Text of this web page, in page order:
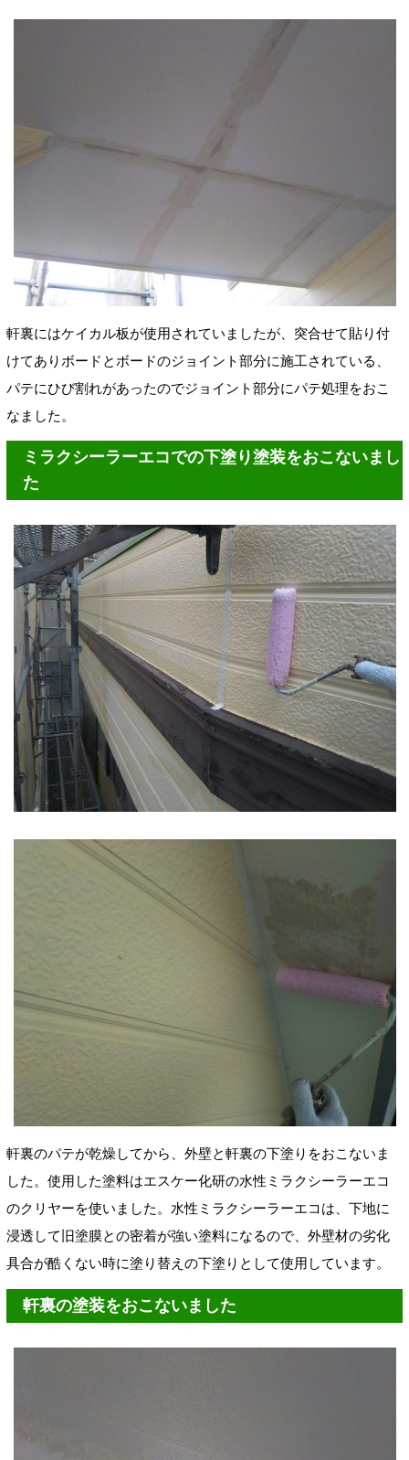
軒裏にはケイカル板が使用されていましたが、突合せて貼り付
けてありボードとボードのジョイント部分に施工されている、
パテにひび割れがあったのでジョイント部分にパテ処理をおこ
なました。
ミラクシーラーエコでの下塗り塗装をおこないまし
た
軒裏のパテが乾燥してから、外壁と軒裏の下塗りをおこないま
した。使用した塗料はエスケー化研の水性ミラクシーラーエコ
のクリヤーを使いました。水性ミラクシーラーエコは、下地に
浸透して旧塗膜との密着が強い塗料になるので、外壁材の劣化
具合が酷くない時に塗り替えの下塗りとして使用しています。
軒裏の塗装をおこないました